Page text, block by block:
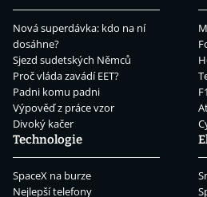
Nová superdávka: kdo na ní
dosáhne?
Sjezd sudetských Němců
Proč vláda zavádí EET?
Padni komu padni
Výpověď z práce vzor
Divoký kačer
Technologie
SpaceX na burze
Nejlepší telefony